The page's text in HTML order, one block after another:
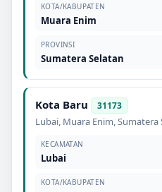
KOTA/KABUPATEN
Muara Enim
PROVINSI
Sumatera Selatan
Kota Baru 31173
Lubai, Muara Enim,Sumatera
KECAMATAN
Lubai
KOTA/KABUPATEN